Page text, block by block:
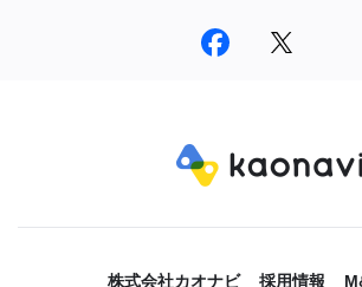
株式会社カオナビ 採用情報